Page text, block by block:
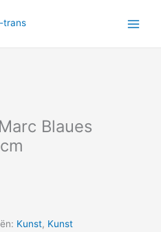
Blaues
Kunst, Kunst